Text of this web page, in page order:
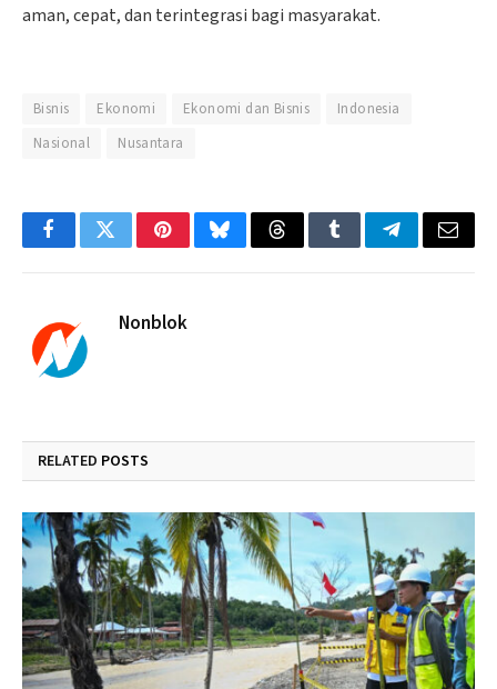
aman, cepat, dan terintegrasi bagi masyarakat.
Bisnis Ekonomi Ekonomi dan Bisnis
Indonesia
Nasional
Nusantara
FacebookTwitterPinterestBlueskyThreadsTumblrTelegramEmail
Nonblok
RELATED POSTS